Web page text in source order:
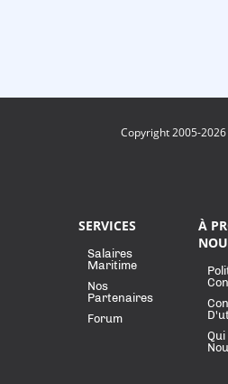
Copyright 2005-
SERVICES
Salaires
Maritime
Nos
Partenaires
Forum
À
Qui